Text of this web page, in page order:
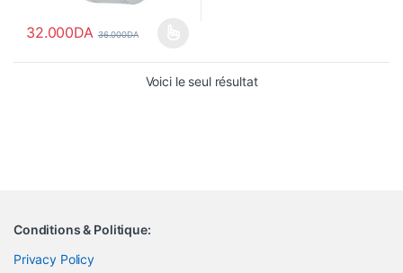
32.000DA 36.000DA
Ce produit a plusieurs variations. Les options peuvent être
Voici le seul résultat
Conditions & Politique:
Privacy Policy